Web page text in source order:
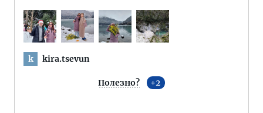
k kira.tsevun
Полезно? 2